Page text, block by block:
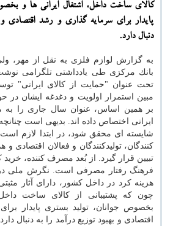
كالای ساخت داخل، اشتغال ایرانی ها و
پایدار برای سرمایه گذاری و رشد اقتصادی
دنبال دارد.
به گزارش لوازم فلزی به نقل از مهر،
بانك مركزی طی یادداشتی تلگرامی
تحت عنوان "حمایت از كالای ایرانی"
مبین استمرار اولویت و دغدغه ایشان در
بر همین اساس، عنوان سال جاری را به
ایرانی اختصاص داده اند. بدیهی است
شایسته ای محقق شود، در ابتدا لازم
كنندگان، تولیدكنندگان و فعالان اقتصادی
تبیین قرار گیرد. از بُعد مصرف كننده، خرید
فرهنگ رفتار مصرفی است. نگرش ملی
هزینه كرد در داخل كشور، دارای آثار
چون كه پشتیبانی از كالای ساخت
بخصوص جوانان، تولید بستری پایدار
اقتصادی و بهبود توزیع درآمد را به دنبال